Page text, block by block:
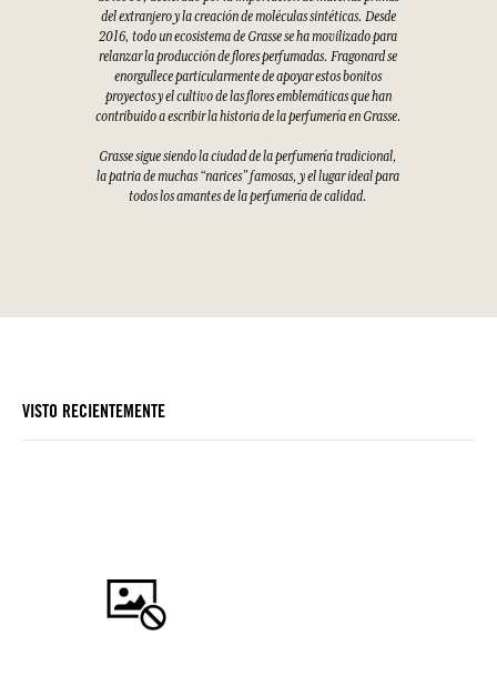
del extranjero y la creación de moléculas sintéticas. Desde
2016, todo un ecosistema de Grasse se ha movilizado para
relanzar la producción de flores perfumadas. Fragonard se
enorgullece particularmente de apoyar estos bonitos
proyectos y el cultivo de las flores emblemáticas que han
contribuido a escribir la historia de la perfumería en Grasse.
Grasse sigue siendo la ciudad de la perfumería tradicional,
la patria de muchas “narices” famosas, y el lugar ideal para
todos los amantes de la perfumería de calidad.
VISTO RECIENTEMENTE